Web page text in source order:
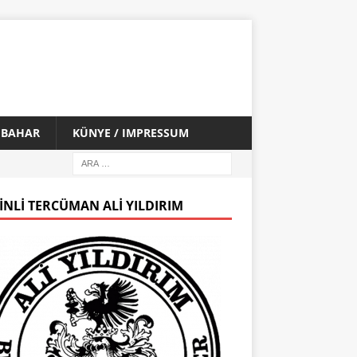
KÜNYE / IMPRESSUM
TERCÜMAN ALI YILDIRIM